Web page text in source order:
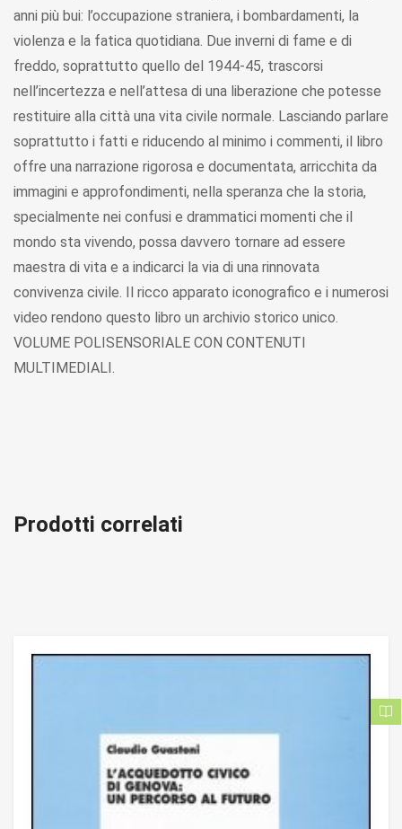
anni più bui: l’occupazione straniera, i bombardamenti, la
violenza e la fatica quotidiana. Due inverni di fame e di
freddo, soprattutto quello del 1944-45, trascorsi
nell’incertezza e nell’attesa di una liberazione che potesse
restituire alla città una vita civile normale. Lasciando parlare
soprattutto i fatti e riducendo al minimo i commenti, il libro
offre una narrazione rigorosa e documentata, arricchita da
immagini e approfondimenti, nella speranza che la storia,
specialmente nei confusi e drammatici momenti che il
mondo sta vivendo, possa davvero tornare ad essere
maestra di vita e a indicarci la via di una rinnovata
convivenza civile. Il ricco apparato iconografico e i numerosi
video rendono questo libro un archivio storico unico.
VOLUME POLISENSORIALE CON CONTENUTI
MULTIMEDIALI.
Prodotti correlati